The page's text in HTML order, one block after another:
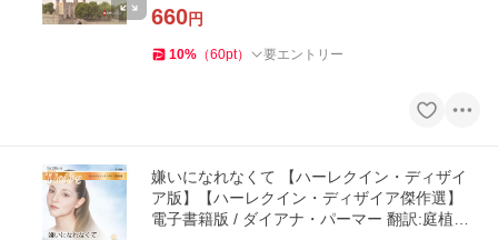
660円
10% （60pt） 要エントリー
嫌いになれなくて 【ハーレクイン・ディザイ
ア版】【ハーレクイン・ディザイア傑作選】
電子書籍版 / ダイアナ・パーマー 翻訳:庭植奈